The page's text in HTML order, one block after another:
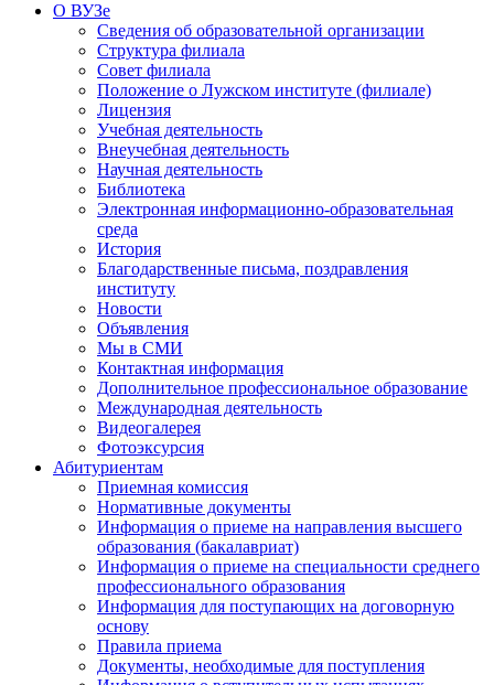
О ВУЗе
Сведения об образовательной организации
Структура филиала
Совет филиала
Положение о Лужском институте (филиале)
Лицензия
Учебная деятельность
Внеучебная деятельность
Научная деятельность
Библиотека
Электронная информационно-образовательная
среда
История
Благодарственные письма, поздравления
институту
Новости
Объявления
Мы в СМИ
Контактная информация
Дополнительное профессиональное образование
Международная деятельность
Видеогалерея
Фотоэксурсия
Абитуриентам
Приемная комиссия
Нормативные документы
Информация о приеме на направления высшего
образования (бакалавриат)
Информация о приеме на специальности среднего
профессионального образования
Информация для поступающих на договорную
основу
Правила приема
Документы, необходимые для поступления